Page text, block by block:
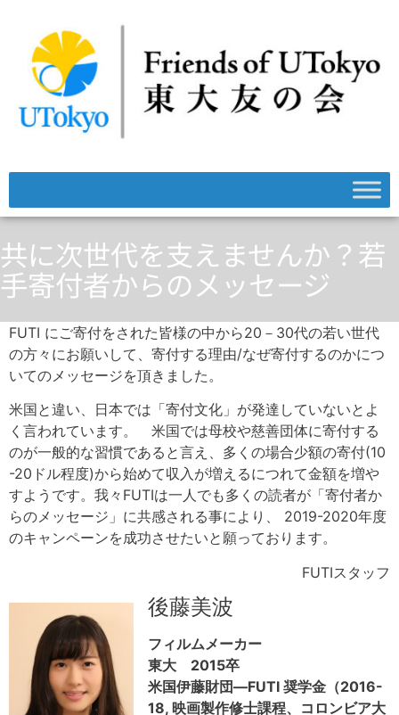
共に次世代を支えませんか？若
手寄付者からのメッセージ
FUTI にご寄付をされた皆様の中から20－30代の若い世代
の方々にお願いして、寄付する理由/なぜ寄付するのかにつ
いてのメッセージを頂きました。
米国と違い、日本では「寄付文化」が発達していないとよ
く言われています。 米国では母校や慈善団体に寄付する
のが一般的な習慣であると言え、多くの場合少額の寄付(10
-20ドル程度)から始めて収入が増えるにつれて金額を増や
すようです。我々FUTIは一人でも多くの読者が「寄付者か
らのメッセージ」に共感される事により、 2019-2020年度
のキャンペーンを成功させたいと願っております。
FUTIスタッフ
後藤美波
フィルムメーカー
東大 2015卒
米国伊藤財団—FUTI 奨学金（2016-
18, 映画製作修士課程、コロンビア大